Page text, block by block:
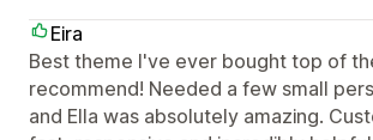
Eira
Best theme I've ever bought top of
recommend! Needed a few small
and Ella was absolutely amazing.